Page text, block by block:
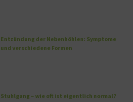
Entzündung der Nebenhöhlen: Symptome
und verschiedene Formen
Stuhlgang – wie oft ist eigentlich normal?